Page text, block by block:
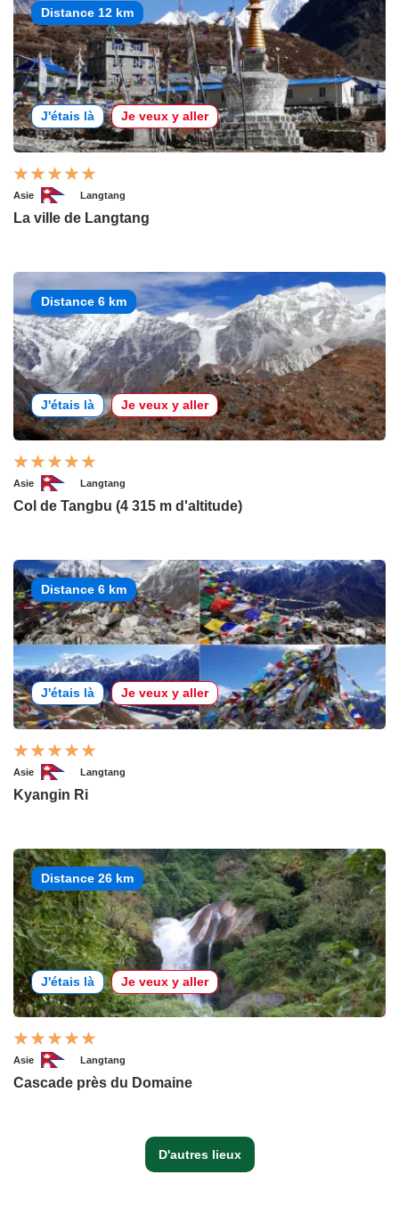
Distance 12 km
J'étais là Je veux y aller
Asie Langtang
La ville de Langtang
Distance 6 km
J'étais là Je veux y aller
Asie Langtang
Col de Tangbu (4 315 m d'altitude)
Distance 6 km
J'étais là Je veux y aller
Asie Langtang
Kyangin Ri
Distance 26 km
J'étais là Je veux y aller
Asie Langtang
Cascade près du Domaine
D'autres lieux